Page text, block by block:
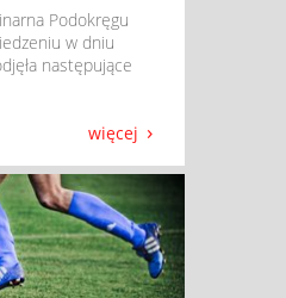
Podokręgu
w dniu
następujące
więcej